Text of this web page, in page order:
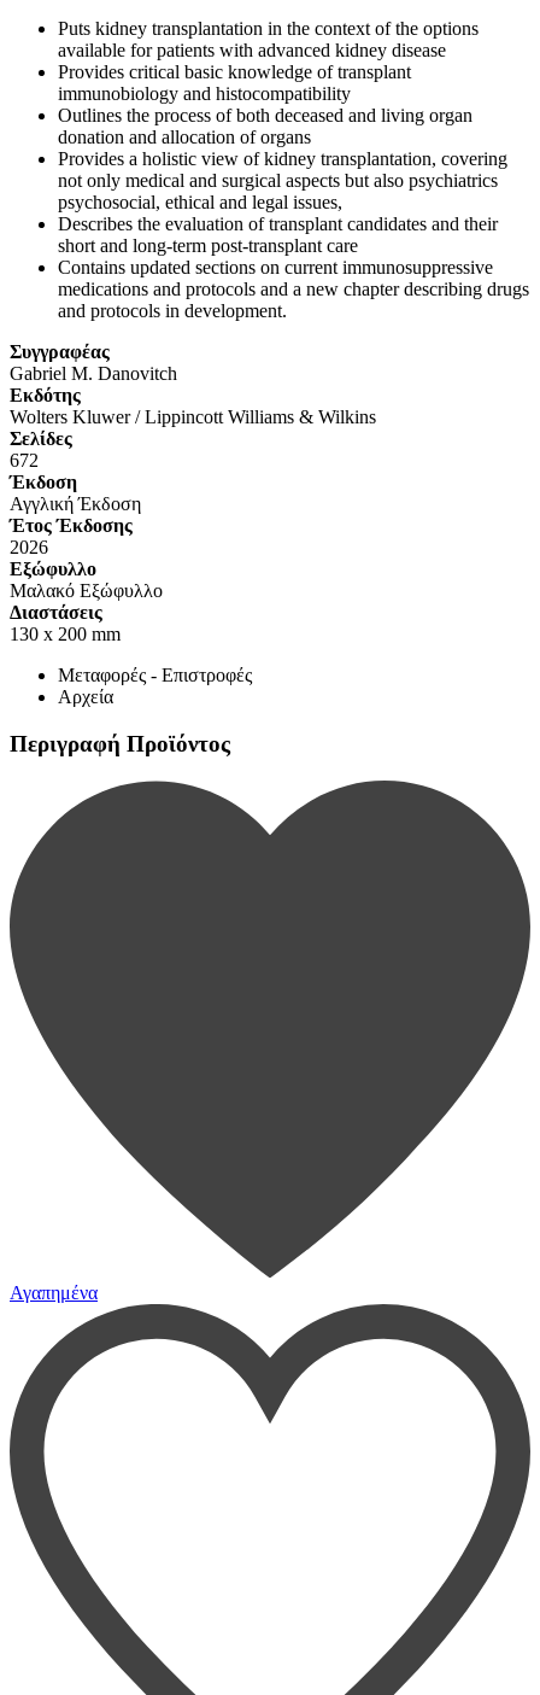
Puts kidney transplantation in the context of the options
available for patients with advanced kidney disease
Provides critical basic knowledge of transplant
immunobiology and histocompatibility
Outlines the process of both deceased and living organ
donation and allocation of organs
Provides a holistic view of kidney transplantation, covering
not only medical and surgical aspects but also psychiatrics
psychosocial, ethical and legal issues,
Describes the evaluation of transplant candidates and their
short and long-term post-transplant care
Contains updated sections on current immunosuppressive
medications and protocols and a new chapter describing drugs
and protocols in development.
Συγγραφέας
Gabriel M. Danovitch
Eκδότης
Wolters Kluwer / Lippincott Williams & Wilkins
Σελίδες
672
Έκδοση
Αγγλική Έκδοση
Έτος Έκδοσης
2026
Εξώφυλλο
Μαλακό Εξώφυλλο
Διαστάσεις
130 x 200 mm
Μεταφορές - Επιστροφές
Αρχεία
Περιγραφή Προϊόντος
Αγαπημένα